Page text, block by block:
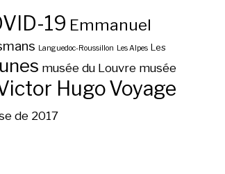
19 Emmanuel
Languedoc-Roussillon Les Alpes Les
musée du Louvre musée
HugoVoyage
de 2017